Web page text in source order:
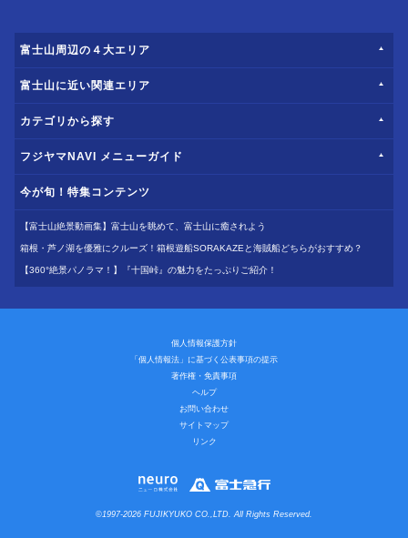
富士山周辺の４大エリア
富士山に近い関連エリア
カテゴリから探す
フジヤマNAVI メニューガイド
今が旬！特集コンテンツ
【富士山絶景動画集】富士山を眺めて、富士山に癒されよう
箱根・芦ノ湖を優雅にクルーズ！箱根遊船SORAKAZEと海賊船どちらがおすすめ？
【360°絶景パノラマ！】『十国峠』の魅力をたっぷりご紹介！
個人情報保護方針
「個人情報法」に基づく公表事項の提示
著作権・免責事項
ヘルプ
お問い合わせ
サイトマップ
リンク
©1997-2026 FUJIKYUKO CO.,LTD. All Rights Reserved.